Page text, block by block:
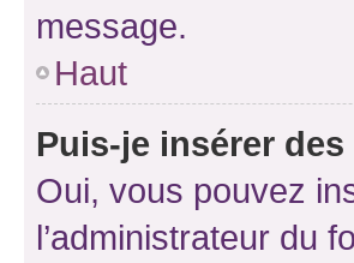
message.
Haut
Puis-je insérer des
Oui, vous pouvez
l’administrateur du